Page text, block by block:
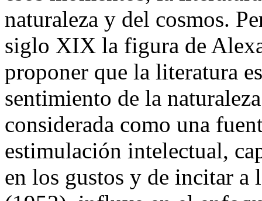
naturaleza y del cosmos.
siglo XIX la figura de
proponer que la literatura
sentimiento de la
considerada como una
estimulación intelectual,
en los gustos y de incitar